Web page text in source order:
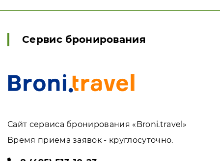
Сервис бронирования
Сайт сервиса бронирования «Broni.travel»
Время приема заявок - круглосуточно.